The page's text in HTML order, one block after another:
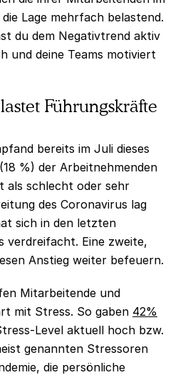
Lage mehrfach belastend.
du dem Negativtrend aktiv
und deine Teams motiviert
Führungskräfte
bereits im Juli dieses
%) der Arbeitnehmenden
als schlecht oder sehr
des Coronavirus lag
sich in den letzten
verdreifacht. Eine zweite,
Anstieg weiter befeuern.
Mitarbeitende und
mit Stress. So gaben 42%
Level aktuell hoch bzw.
genannten Stressoren
die persönliche